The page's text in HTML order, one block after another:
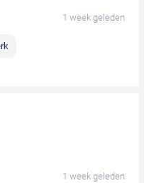
1 week geleden
1 week geleden